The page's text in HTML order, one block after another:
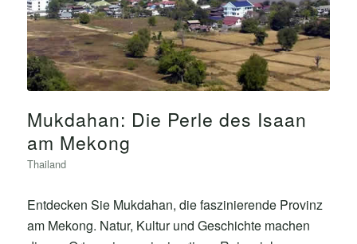
Mukdahan: Die Perle des Isaan
am Mekong
Thailand
Entdecken Sie Mukdahan, die faszinierende Provinz
am Mekong. Natur, Kultur und Geschichte machen